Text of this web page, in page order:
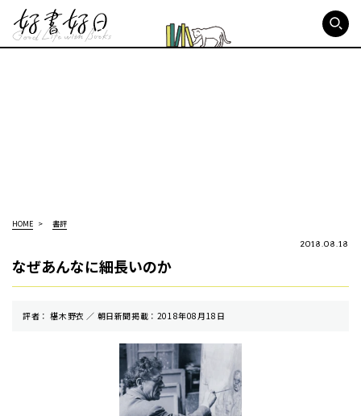
HOME 書評
2018.08.18
なぜあんなに細長いのか
評者： 椹木野衣 ／ 朝⽇新聞掲載：2018年08月18日